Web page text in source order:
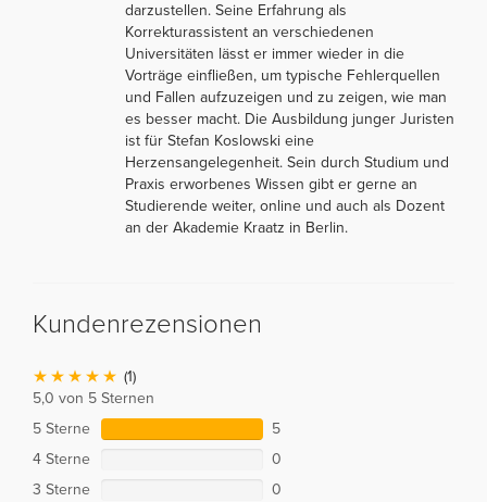
darzustellen. Seine Erfahrung als
Korrekturassistent an verschiedenen
Universitäten lässt er immer wieder in die
Vorträge einfließen, um typische Fehlerquellen
und Fallen aufzuzeigen und zu zeigen, wie man
es besser macht. Die Ausbildung junger Juristen
ist für Stefan Koslowski eine
Herzensangelegenheit. Sein durch Studium und
Praxis erworbenes Wissen gibt er gerne an
Studierende weiter, online und auch als Dozent
an der Akademie Kraatz in Berlin.
Kundenrezensionen
(1)
5,0 von 5 Sternen
5 Sterne
5
4 Sterne
0
3 Sterne
0